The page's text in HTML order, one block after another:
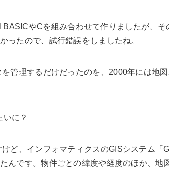
BASICやCを組み合わせて作りましたが、
ったので、試行錯誤をしましたね。
を管理するだけだったのを、2000年には地
に？
けど、インフォマティクスのGISシステム「
んです。物件ごとの緯度や経度のほか、地